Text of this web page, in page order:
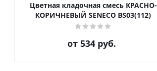
Цветная кладочная смесь КРАСНО-
КОРИЧНЕВЫЙ SENECO BS03(112)
от 534 руб.